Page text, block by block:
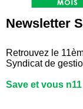
Newsletter
Retrouvez le
Syndicat de
Save et vous